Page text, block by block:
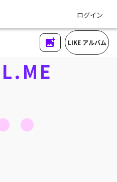
ログイン
LIKE アルバム